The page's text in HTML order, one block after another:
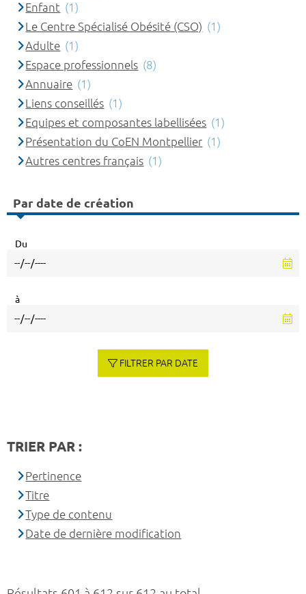
Enfant (1)
Le Centre Spécialisé Obésité (CSO) (1)
Adulte (1)
Espace professionnels (8)
Annuaire (1)
Liens conseillés (1)
Equipes et composantes labellisées (1)
Présentation du CoEN Montpellier (1)
Autres centres français (1)
Par date de création
Du
à
FILTRER PAR DATE
TRIER PAR :
Pertinence
Titre
Type de contenu
Date de dernière modification